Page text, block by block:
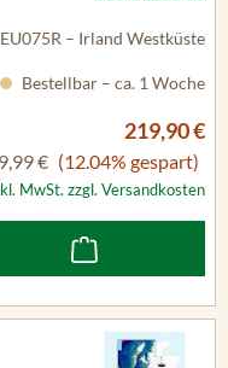
EU075R – Irland Westküste
Bestellbar – ca. 1 Woche
219,90 €
€ (12.04% gespart)
MwSt. zzgl. Versandkosten